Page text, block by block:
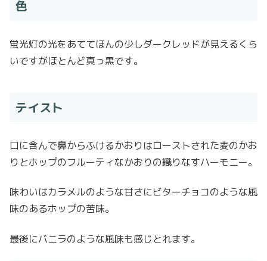
色
蛍光灯の光をあててほんの少しダークレッドが見えるくら
いですがほとんど真っ黒です。
テイスト
口に含んで鼻からふけるかおりはローストされた麦のかお
りとホップのフルーティなかおりの織りなすハーモニー。
味わいはカラメルのような甘さにビターチョコのような風
味のあるホップの苦味。
最後にバニラのような風味も感じとれます。